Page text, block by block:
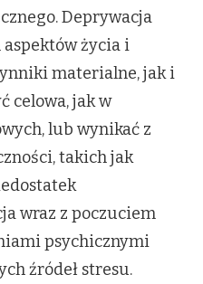
Deprywacja
życia i
materialne, jak i
celowa, jak w
lub wynikać z
takich jak
wraz z poczuciem
psychicznymi
źródeł stresu.